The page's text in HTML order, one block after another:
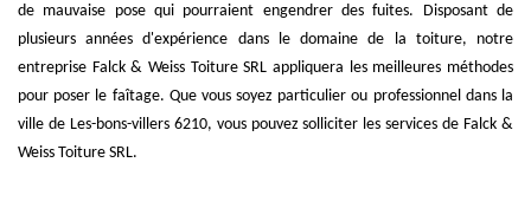
de mauvaise pose qui pourraient engendrer des fuites. Disposant de
plusieurs années d'expérience dans le domaine de la toiture, notre
entreprise Falck & Weiss Toiture SRL appliquera les meilleures méthodes
pour poser le faîtage. Que vous soyez particulier ou professionnel dans la
ville de Les-bons-villers 6210, vous pouvez solliciter les services de Falck &
Weiss Toiture SRL.